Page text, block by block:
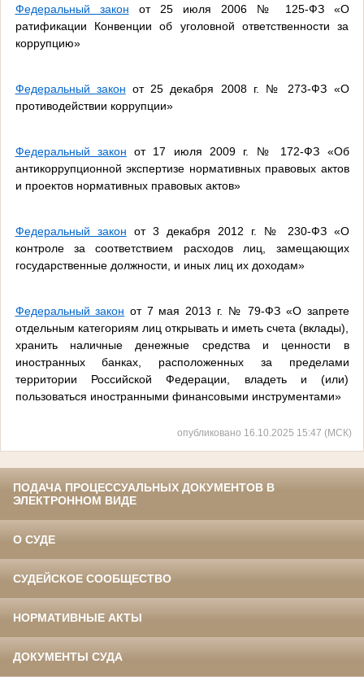
Федеральный закон от 25 июля 2006 № 125-ФЗ «О
ратификации Конвенции об уголовной ответственности за
коррупцию»
Федеральный закон от 25 декабря 2008 г. № 273-ФЗ «О
противодействии коррупции»
Федеральный закон от 17 июля 2009 г. № 172-ФЗ «Об
антикоррупционной экспертизе нормативных правовых актов
и проектов нормативных правовых актов»
Федеральный закон от 3 декабря 2012 г. № 230-ФЗ «О
контроле за соответствием расходов лиц, замещающих
государственные должности, и иных лиц их доходам»
Федеральный закон от 7 мая 2013 г. № 79-ФЗ «О запрете
отдельным категориям лиц открывать и иметь счета (вклады),
хранить наличные денежные средства и ценности в
иностранных банках, расположенных за пределами
территории Российской Федерации, владеть и (или)
пользоваться иностранными финансовыми инструментами»
опубликовано 16.10.2025 15:47 (МСК)
ПОДАЧА ПРОЦЕССУАЛЬНЫХ ДОКУМЕНТОВ В
ЭЛЕКТРОННОМ ВИДЕ
О СУДЕ
СУДЕЙСКОЕ СООБЩЕСТВО
НОРМАТИВНЫЕ АКТЫ
ДОКУМЕНТЫ СУДА